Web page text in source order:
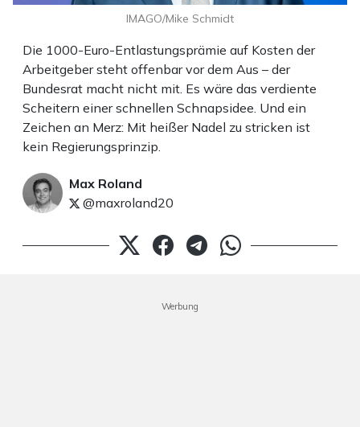
Die 1000-Euro-Entlastungsprämie auf Kosten der
Arbeitgeber steht offenbar vor dem Aus – der
Bundesrat macht nicht mit. Es wäre das verdiente
Scheitern einer schnellen Schnapsidee. Und ein
Zeichen an Merz: Mit heißer Nadel zu stricken ist
kein Regierungsprinzip.
Max Roland
@maxroland20
IMAGO/Mike Schmidt
Werbung